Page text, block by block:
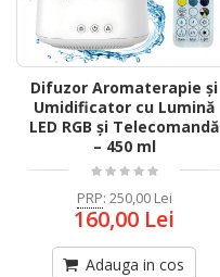
Difuzor Aromaterapie și
Umidificator cu Lumină
LED RGB și Telecomandă
– 450 ml
PRP: 250,00 Lei
160,00 Lei
Adauga in cos